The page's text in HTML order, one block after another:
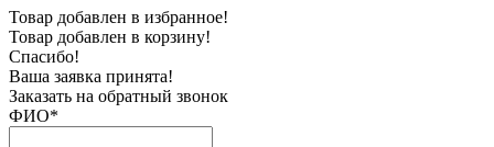
Товар добавлен в избранное!
Товар добавлен в корзину!
Спасибо!
Ваша заявка принята!
Заказать на обратный звонок
ФИО*